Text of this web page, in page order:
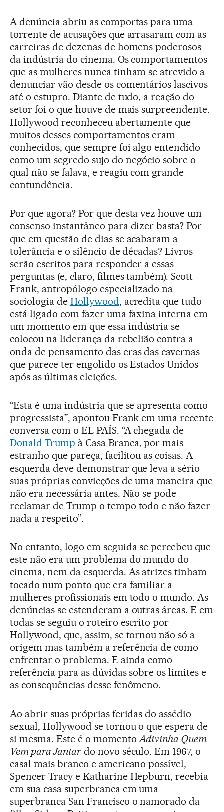
A denúncia abriu as comportas para uma
torrente de acusações que arrasaram com as
carreiras de dezenas de homens poderosos
da indústria do cinema. Os comportamentos
que as mulheres nunca tinham se atrevido a
denunciar vão desde os comentários lascivos
até o estupro. Diante de tudo, a reação do
setor foi o que houve de mais surpreendente.
Hollywood reconheceu abertamente que
muitos desses comportamentos eram
conhecidos, que sempre foi algo entendido
como um segredo sujo do negócio sobre o
qual não se falava, e reagiu com grande
contundência.
Por que agora? Por que desta vez houve um
consenso instantâneo para dizer basta? Por
que em questão de dias se acabaram a
tolerância e o silêncio de décadas? Livros
serão escritos para responder a essas
perguntas (e, claro, filmes também). Scott
Frank, antropólogo especializado na
sociologia de Hollywood, acredita que tudo
está ligado com fazer uma faxina interna em
um momento em que essa indústria se
colocou na liderança da rebelião contra a
onda de pensamento das eras das cavernas
que parece ter engolido os Estados Unidos
após as últimas eleições.
“Esta é uma indústria que se apresenta como
progressista”, apontou Frank em uma recente
conversa com o EL PAÍS. “A chegada de
Donald Trump à Casa Branca, por mais
estranho que pareça, facilitou as coisas. A
esquerda deve demonstrar que leva a sério
suas próprias convicções de uma maneira que
não era necessária antes. Não se pode
reclamar de Trump o tempo todo e não fazer
nada a respeito”.
No entanto, logo em seguida se percebeu que
este não era um problema do mundo do
cinema, nem da esquerda. As atrizes tinham
tocado num ponto que era familiar a
mulheres profissionais em todo o mundo. As
denúncias se estenderam a outras áreas. E em
todas se seguiu o roteiro escrito por
Hollywood, que, assim, se tornou não só a
origem mas também a referência de como
enfrentar o problema. E ainda como
referência para as dúvidas sobre os limites e
as consequências desse fenômeno.
Ao abrir suas próprias feridas do assédio
sexual, Hollywood se tornou o que espera de
si mesma. Este é o momentoAdivinha Quem
Vem para Jantardo novo século. Em 1967, o
casal mais branco e americano possível,
Spencer Tracy e Katharine Hepburn, recebia
em sua casa superbranca em uma
superbranca San Francisco o namorado da